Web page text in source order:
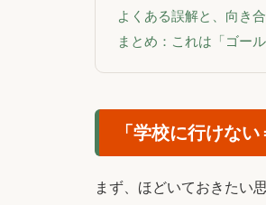
よくある誤解と、向き合
まとめ：これは「ゴー
「学校に行けな
まず、ほどいておきたい